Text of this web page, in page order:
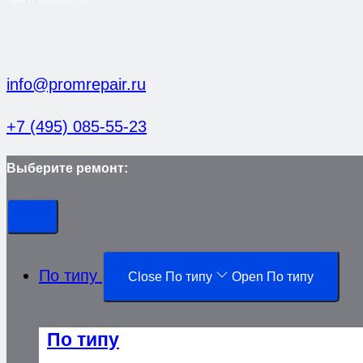
info@promrepair.ru
+7 (495) 085-55-23
Выберите ремонт:
По типу Close По типу Open По типу
По типу